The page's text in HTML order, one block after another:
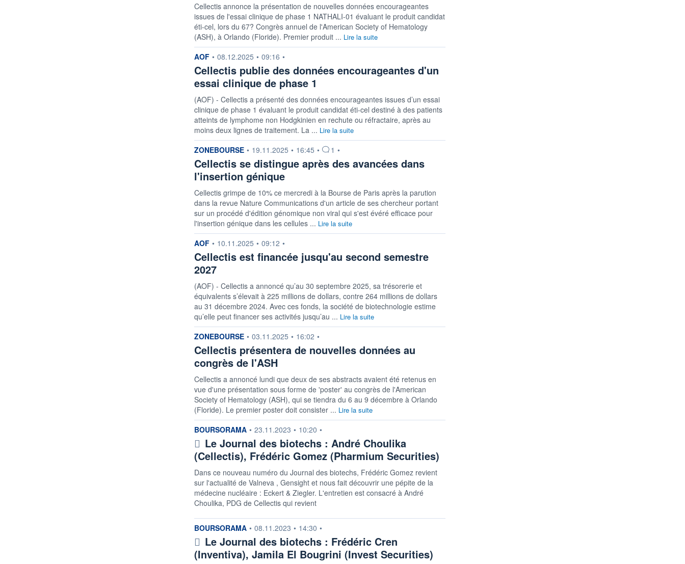
Cellectis annonce la présentation de nouvelles données encourageantes
issues de l'essai clinique de phase 1 NATHALI-01 évaluant le produit candidat
éti-cel, lors du 67? Congrès annuel de l'American Society of Hematology
(ASH), à Orlando (Floride). Premier produit ... Lire la suite
information fournie par
AOF • 08.12.2025 • 09:16 •
Cellectis publie des données encourageantes d'un
essai clinique de phase 1
(AOF) - Cellectis a présenté des données encourageantes issues d’un essai
clinique de phase 1 évaluant le produit candidat éti-cel destiné à des patients
atteints de lymphome non Hodgkinien en rechute ou réfractaire, après au
moins deux lignes de traitement. La ... Lire la suite
information fournie par
ZONEBOURSE • 19.11.2025 • 16:45 • 1 •
Cellectis se distingue après des avancées dans
l'insertion génique
Cellectis grimpe de 10% ce mercredi à la Bourse de Paris après la parution
dans la revue Nature Communications d'un article de ses chercheur portant
sur un procédé d'édition génomique non viral qui s'est évéré efficace pour
l'insertion génique dans les cellules ... Lire la suite
information fournie par
AOF • 10.11.2025 • 09:12 •
Cellectis est financée jusqu'au second semestre
2027
(AOF) - Cellectis a annoncé qu’au 30 septembre 2025, sa trésorerie et
équivalents s’élevait à 225 millions de dollars, contre 264 millions de dollars
au 31 décembre 2024. Avec ces fonds, la société de biotechnologie estime
qu’elle peut financer ses activités jusqu’au ... Lire la suite
information fournie par
ZONEBOURSE • 03.11.2025 • 16:02 •
Cellectis présentera de nouvelles données au
congrès de l'ASH
Cellectis a annoncé lundi que deux de ses abstracts avaient été retenus en
vue d'une présentation sous forme de 'poster' au congrès de l'American
Society of Hematology (ASH), qui se tiendra du 6 au 9 décembre à Orlando
(Floride). Le premier poster doit consister ... Lire la suite
information fournie par
BOURSORAMA • 23.11.2023 • 10:20 •
Le Journal des biotechs : André Choulika
(Cellectis), Frédéric Gomez (Pharmium Securities)
Dans ce nouveau numéro du Journal des biotechs, Frédéric Gomez revient
sur l'actualité de Valneva , Gensight et nous fait découvrir une pépite de la
médecine nucléaire : Eckert & Ziegler. L'entretien est consacré à André
Choulika, PDG de Cellectis qui revient
information fournie par
BOURSORAMA • 08.11.2023 • 14:30 •
Le Journal des biotechs : Frédéric Cren
(Inventiva), Jamila El Bougrini (Invest Securities)